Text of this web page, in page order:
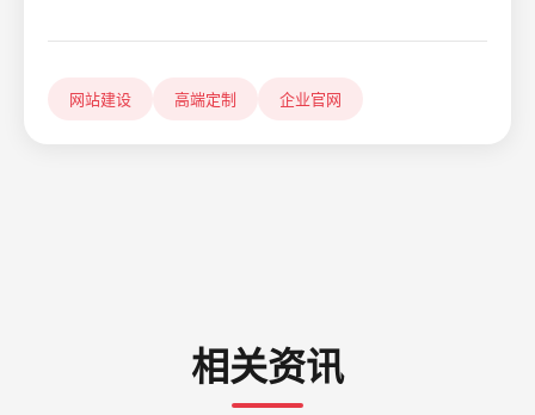
网站建设 高端定制 企业官网
相关资讯